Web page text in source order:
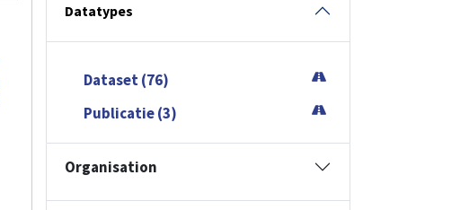
Datatypes
Dataset (76)
Publicatie (3)
Organisation